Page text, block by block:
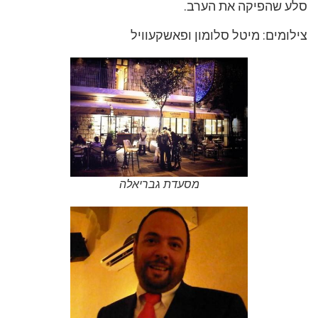
סלע שהפיקה את הערב.
צילומים: מיטל סלומון ופאשקעוויל
מסעדת גבריאלה